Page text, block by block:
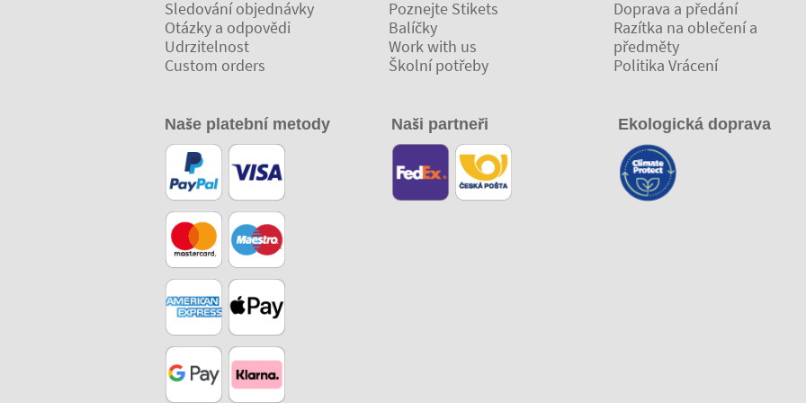
Sledování objednávky
Otázky a odpovědi
Udrzitelnost
Custom orders
Poznejte Stikets
Balíčky
Work with us
Školní potřeby
Doprava a předání
Razítka na oblečení a
předměty
Politika Vrácení
Naše platební metody Naši partneři Ekologická doprava